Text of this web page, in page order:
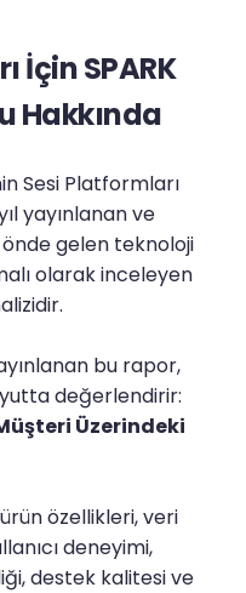
İçin SPARK
Hakkında
Sesi Platformları
yayınlanan ve
önde gelen teknoloji
olarak inceleyen
bu rapor,
değerlendirir:
Üzerindeki
özellikleri, veri
deneyimi,
destek kalitesi ve